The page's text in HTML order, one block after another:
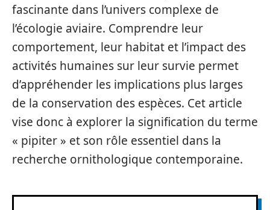
fascinante dans l’univers complexe de
l’écologie aviaire. Comprendre leur
comportement, leur habitat et l’impact des
activités humaines sur leur survie permet
d’appréhender les implications plus larges
de la conservation des espèces. Cet article
vise donc à explorer la signification du terme
« pipiter » et son rôle essentiel dans la
recherche ornithologique contemporaine.